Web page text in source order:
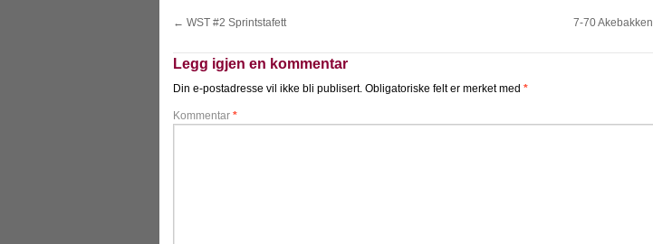
← WST #2 Sprintstafett 7-70 Akebakken
Legg igjen en kommentar
Din e-postadresse vil ikke bli publisert. Obligatoriske felt er merket med *
Kommentar *